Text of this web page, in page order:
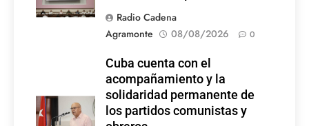
Radio Cadena
Agramonte
08/08/2026 0
Cuba cuenta con el
acompañamiento y la
solidaridad permanente de
los partidos comunistas y